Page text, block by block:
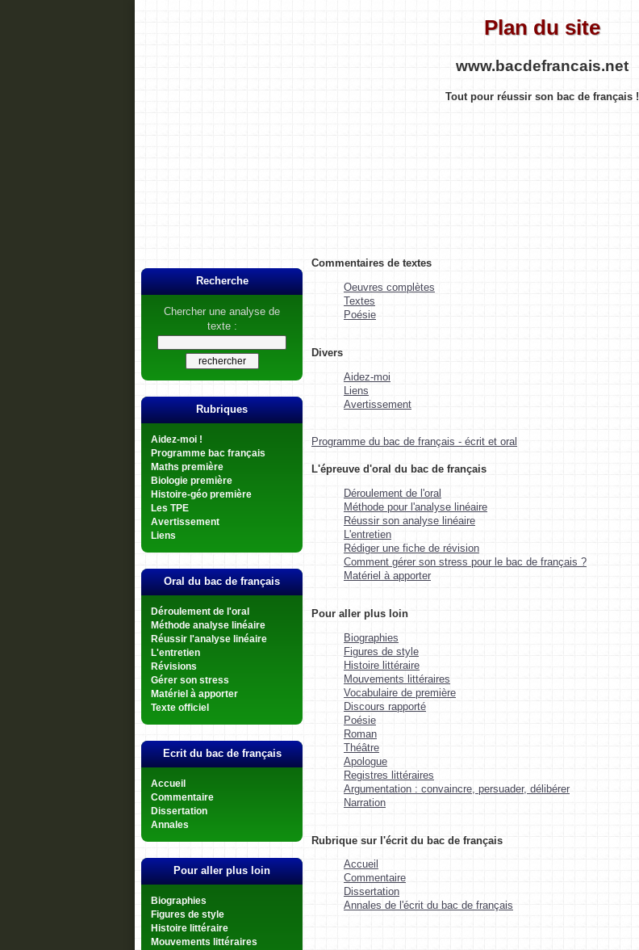
Plan du site
www.bacdefrancais.net
Tout pour réussir son bac de français !
Recherche
Chercher une analyse de
texte :
Rubriques
Aidez-moi !
Programme bac français
Maths première
Biologie première
Histoire-géo première
Les TPE
Avertissement
Liens
Oral du bac de français
Déroulement de l'oral
Méthode analyse linéaire
Réussir l'analyse linéaire
L'entretien
Révisions
Gérer son stress
Matériel à apporter
Texte officiel
Ecrit du bac de français
Accueil
Commentaire
Dissertation
Annales
Pour aller plus loin
Biographies
Figures de style
Histoire littéraire
Mouvements littéraires
Commentaires de textes
Oeuvres complètes
Textes
Poésie
Divers
Aidez-moi
Liens
Avertissement
Programme du bac de français - écrit et oral
L'épreuve d'oral du bac de français
Déroulement de l'oral
Méthode pour l'analyse linéaire
Réussir son analyse linéaire
L'entretien
Rédiger une fiche de révision
Comment gérer son stress pour le bac de français ?
Matériel à apporter
Pour aller plus loin
Biographies
Figures de style
Histoire littéraire
Mouvements littéraires
Vocabulaire de première
Discours rapporté
Poésie
Roman
Théâtre
Apologue
Registres littéraires
Argumentation : convaincre, persuader, délibérer
Narration
Rubrique sur l'écrit du bac de français
Accueil
Commentaire
Dissertation
Annales de l'écrit du bac de français